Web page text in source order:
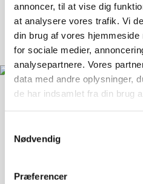
annoncer, til at vise dig
at analysere vores trafik. Vi
din brug af vores
for sociale medier,
analysepartnere. Vores
data med andre oplysninger,
de har indsamlet fra din brug
Nødvendig
Præferencer
Bispebjerg Torv 16 St. TV
33 36 49 70